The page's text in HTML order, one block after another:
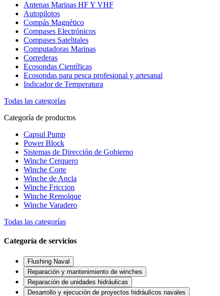
Antenas Marinas HF Y VHF
Autopilotos
Compás Magnético
Compases Electrónicos
Compases Satelitales
Computadoras Marinas
Correderas
Ecosondas Científicas
Ecosondas para pesca profesional y artesanal
Indicador de Temperatura
Todas las categorías
Categoría de productos
Capsul Pump
Power Block
Sistemas de Dirección de Gobierno
Winche Cerquero
Winche Corte
Winche de Ancla
Winche Friccion
Winche Remolque
Winche Varadero
Todas las categorías
Categoría de servicios
Flushing Naval
Reparación y mantenimiento de winches
Reparación de unidades hidráulicas
Desarrollo y ejecución de proyectos hidráulicos navales